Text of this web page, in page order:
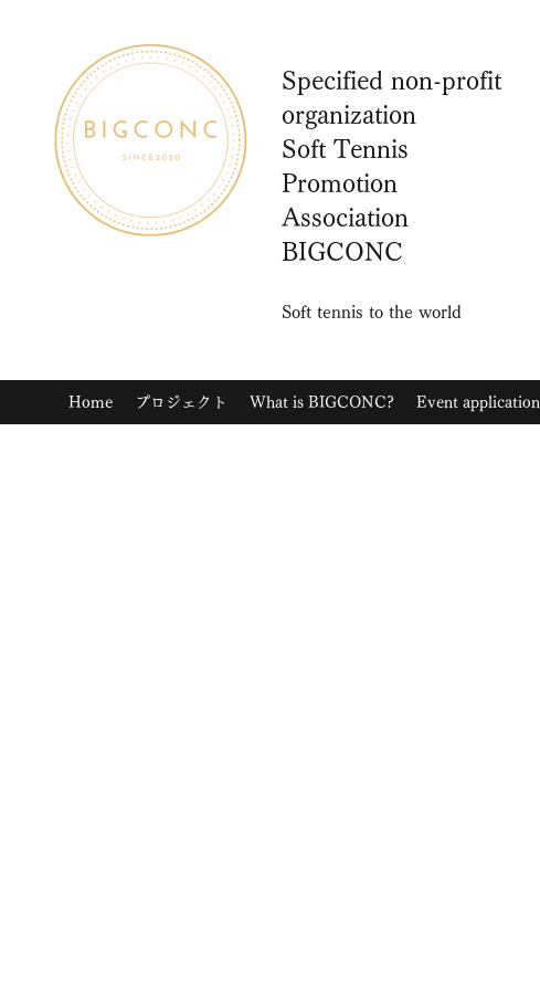
Specified non-profit
organization
Soft Tennis
Promotion
Association
BIGCONC
Soft tennis to the world
Home プロジェクト What is BIGCONC? Event application